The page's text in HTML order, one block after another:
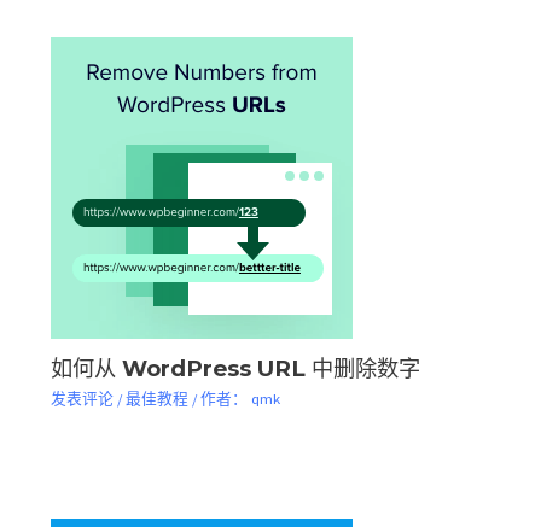
如何从 WordPress URL 中删除数字
发表评论 /最佳教程 / 作者： qmk